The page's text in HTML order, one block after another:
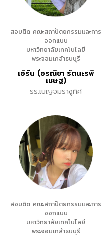
สอบติด คณะสถาปัตยกรรมและการ
ออกแบบ
มหาวิทยาลัยเทคโนโลยี
พระจอมเกล้าธนบุรี
เอิร์น (อรณิชา รัตนะรพิ
เชษฐ)
รร.เบญจมราชูทิศ
สอบติด คณะสถาปัตยกรรมและการ
ออกแบบ
มหาวิทยาลัยเทคโนโลยี
พระจอมเกล้าธนบุรี